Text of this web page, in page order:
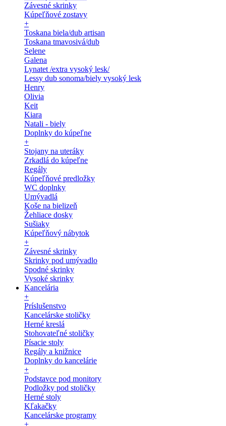
Závesné skrinky
Kúpeľňové zostavy
+
Toskana biela/dub artisan
Toskana tmavosivá/dub
Selene
Galena
Lynatet /extra vysoký lesk/
Lessy dub sonoma/biely vysoký lesk
Henry
Olivia
Keit
Kiara
Natali - biely
Doplnky do kúpeľne
+
Stojany na uteráky
Zrkadlá do kúpeľne
Regály
Kúpeľňové predložky
WC doplnky
Umývadlá
Koše na bielizeň
Žehliace dosky
Sušiaky
Kúpeľňový nábytok
+
Závesné skrinky
Skrinky pod umývadlo
Spodné skrinky
Vysoké skrinky
Kancelária
+
Príslušenstvo
Kancelárske stoličky
Herné kreslá
Stohovateľné stoličky
Písacie stoly
Regály a knižnice
Doplnky do kancelárie
+
Podstavce pod monitory
Podložky pod stoličky
Herné stoly
Kľakačky
Kancelárske programy
+